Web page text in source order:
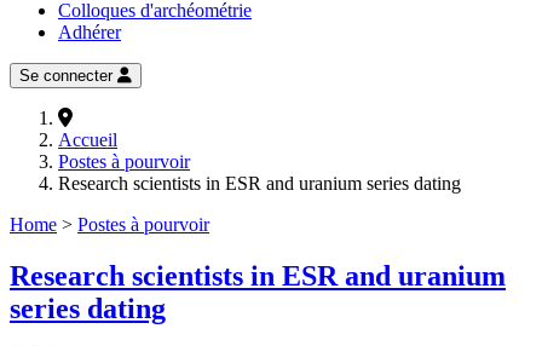
Colloques d'archéométrie
Adhérer
Se connecter
Accueil
Postes à pourvoir
Research scientists in ESR and uranium series dating
Home > Postes à pourvoir
Research scientists in ESR and uranium
series dating